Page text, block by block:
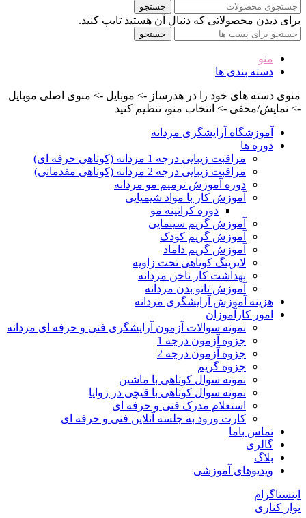
جستجو
برای دیدن محصولاتی که دنبال آن هستید تایپ کنید.
جستجو
منو
دسته بندی ها
منوی دسته های خود را در هدرساز -> موبایل -> منوی اصلی موبایل
-> نمایش/مخفی -> انتخاب منو، تنظیم کنید
آموزشگاه آرایشگری مردانه
دوره ها
مراقبت زیبایی درجه 1 مردانه (کوتاهی حرفه ای)
مراقبت زیبایی درجه 2 مردانه (کوتاهی مقدماتی)
دوره آموزش ترمیم مو مردانه
آموزش کار با مواد شیمیایی
دوره کراتینه مو
آموزش گریم سینمایی
آموزش گریم کودک
آموزش گریم داماد
لایرینگ کوتاهی تحت زاویه
بهداشت کار ناخن مردانه
آموزش تاتو بدن مردانه
هزینه آموزش آرایشگری مردانه
امور کارآموزان
نمونه سوالات آزمون آرایشگری فنی و حرفه ای مردانه
جزوه آزمون درجه 1
جزوه آزمون درجه 2
جزوه گریم
نمونه سوال کوتاهی با ماشین
نمونه سوال کوتاهی با قیچی در زوایا
استعلام مدرک فنی و حرفه ای
کارت ورود به جلسه آنلاین فنی و حرفه ای
تماس باما
گالری
بلاگ
ویدیوهای آموزشی
اینستاگرام
نوار کناری